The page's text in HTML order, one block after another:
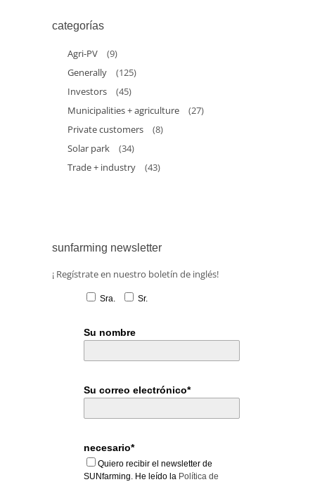
categorías
Agri-PV
(9)
Generally
(125)
Investors
(45)
Municipalities + agriculture
(27)
Private customers
(8)
Solar park
(34)
Trade + industry
(43)
sunfarming newsletter
¡ Regístrate en nuestro boletín de inglés!
Sra. Sr.
Su nombre
Su correo electrónico*
necesario*
Quiero recibir el newsletter de
SUNfarming. He leído la Política de